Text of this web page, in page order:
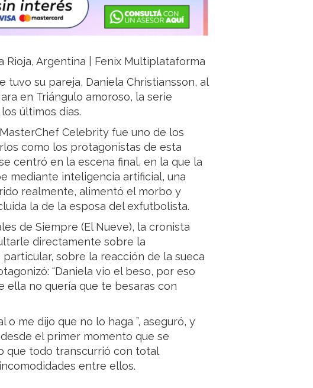
Rioja, Argentina | Fenix Multiplataforma
tuvo su pareja, Daniela Christiansson, al
en Triángulo amoroso, la serie
últimos días.
Celebrity fue uno de los
como los protagonistas de esta
centró en la escena final, en la que la
mediante inteligencia artificial, una
realmente, alimentó el morbo y
la de la esposa del exfutbolista.
de Siempre (El Nueve), la cronista
directamente sobre la
sobre la reacción de la sueca
“Daniela vio el beso, por eso
ella no quería que te besaras con
o me dijo que no lo haga ”, aseguró, y
el primer momento que se
que todo transcurrió con total
entre ellos.